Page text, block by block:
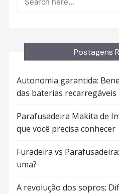
Postagens
Autonomia garantida:
das baterias recarregáveis
Parafusadeira Makita de
que você precisa conhecer
Furadeira vs
uma?
A revolução dos sopros: